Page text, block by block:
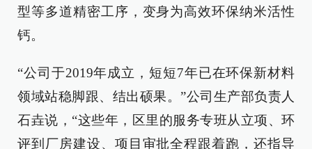
型等多道精密工序，变身为高效环保纳米活性
钙。
“公司于2019年成立，短短7年已在环保新材料
领域站稳脚跟、结出硕果。”公司生产部负责人
石垚说，“这些年，区里的服务专班从立项、环
评到厂房建设、项目审批全程跟着跑，还指导